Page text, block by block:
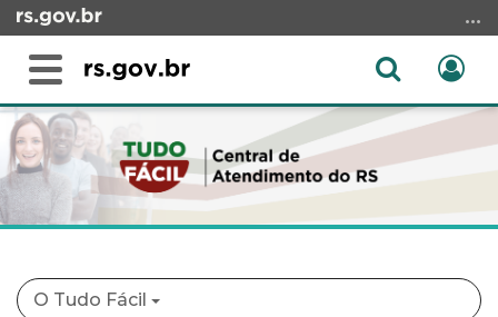
para
conteúdo
Ir
para
o
menu
Ir
busca
Alterna
navegação
Abrir
busca
Início
do
conteúdo
O Tudo Fácil